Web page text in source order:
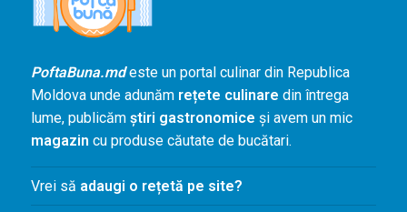
Agenda și
Evenimente
Concursuri
Digest
PoftaBuna.md
Nutriție
PoftaBuna.mdeste un portal culinar din Republica
Moldova unde adunăm rețete culinare din întrega
lume, publicăm știri gastronomice și avem un mic
magazin cu produse căutate de bucătari.
Vrei să adaugi o rețetă pe site?